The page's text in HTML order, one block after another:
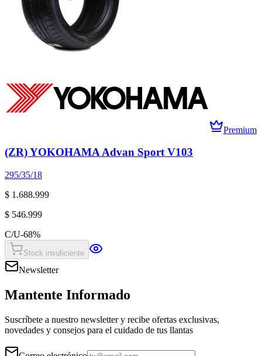
Premium
(ZR) YOKOHAMA Advan Sport V103
295/35/18
$ 1.688.999
$ 546.999
C/U-68%
Stock insuficiente
Newsletter
Mantente Informado
Suscríbete a nuestro newsletter y recibe ofertas exclusivas,
novedades y consejos para el cuidado de tus llantas